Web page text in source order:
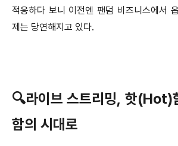
적응하다 보니 이전엔 팬덤 비즈니스에서
제는 당연해지고 있다.
🔍라이브 스트리밍, 핫(Hot)
함의 시대로